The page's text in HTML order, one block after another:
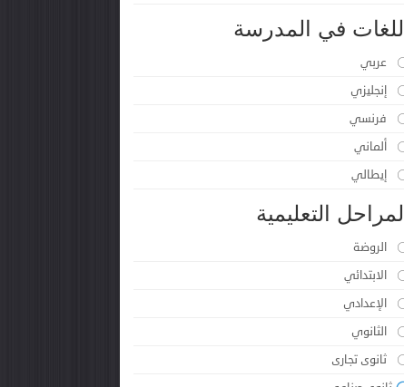
في المدرسة
عربي
إنجليزي
فرنسي
ألماني
إيطالي
التعليمية
الروضة
الابتدائي
الإعدادي
الثانوي
ثانوى تجارى